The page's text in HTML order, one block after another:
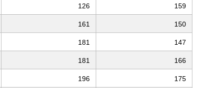
126 159
161 150
181 147
181 166
196 175